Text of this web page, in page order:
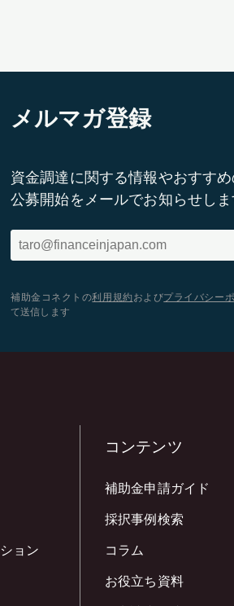
メルマガ登録
資金調達に関する情報やおすす
公募開始をメールでお知らせしま
補助金コネクトの利用規約 およびプライバシー
て送信します
ョン
コンテンツ
補助金申請ガイド
採択事例検索
コラム
お役立ち資料